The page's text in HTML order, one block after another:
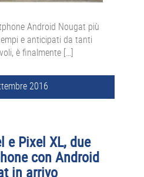
Android Nougat più
e anticipati da tanti
è finalmente […]
2016
e Pixel XL, due
con Android
in arrivo